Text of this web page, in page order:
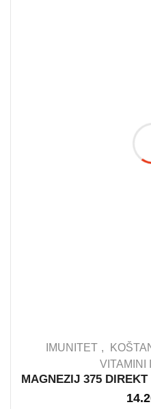
IMUNITET
VITAMINI
MAGNEZIJ 375